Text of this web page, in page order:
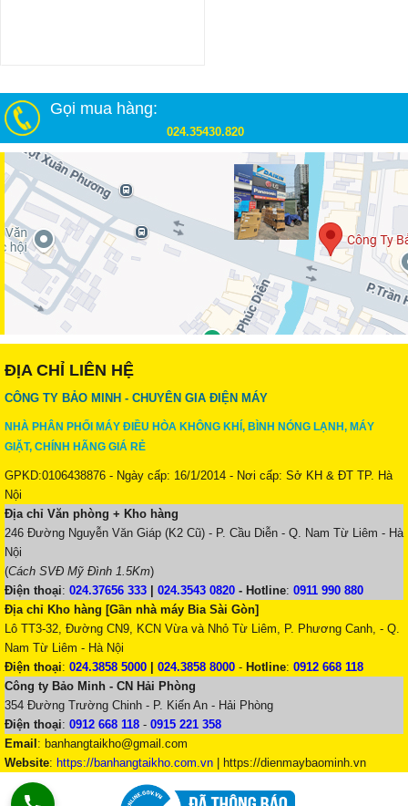
Gọi mua hàng:
024.35430.820
ĐỊA CHỈ LIÊN HỆ
CÔNG TY BẢO MINH - CHUYÊN GIA ĐIỆN MÁY
NHÀ PHÂN PHỐI MÁY ĐIỀU HÒA KHÔNG KHÍ, BÌNH NÓNG LẠNH, MÁY
GIẶT, CHÍNH HÃNG GIÁ RẺ
GPKD:0106438876 - Ngày cấp: 16/1/2014 - Nơi cấp: Sở KH & ĐT TP. Hà
Nội
Địa chỉ Văn phòng + Kho hàng
246 Đường Nguyễn Văn Giáp (K2 Cũ) - P. Cầu Diễn - Q. Nam Từ Liêm - Hà
Nội
(Cách SVĐ Mỹ Đình 1.5Km)
Điện thoại: 024.37656 333 024.3543 0820 - Hotline: 0911 990 880
Địa chỉ Kho hàng [Gần nhà máy Bia Sài Gòn]
Lô TT3-32, Đường CN9, KCN Vừa và Nhỏ Từ Liêm, P. Phương Canh, - Q.
Nam Từ Liêm - Hà Nội
Điện thoại: 024.3858 5000 024.3858 8000 - Hotline: 0912 668 118
Công ty Bảo Minh - CN Hải Phòng
354 Đường Trường Chinh - P. Kiến An - Hải Phòng
Điện thoại: 0912 668 118 - 0915 221 358
Email : banhangtaikho@gmail.com
Website: https://banhangtaikho.com.vn | https://dienmaybaominh.vn